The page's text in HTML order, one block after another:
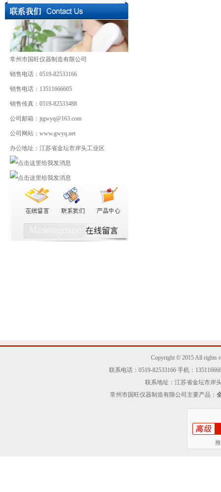
常州市国旺仪器制造有限公司
销售电话：0519-82533166
销售电话：13511666605
销售传真：0519-82533488
公司邮箱：jtgwyq@163.com
公司网站：www.gwyq.net
办公地址：江苏省金坛市岸头工业区
Copyright © 2015 All rights
联系电话：0519-82533166 手机：
联系地址：江苏省金坛市岸
常州市国旺仪器制造有限公司主要产品：